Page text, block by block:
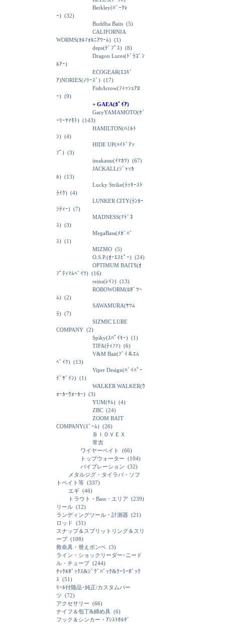
Berkley(ﾊﾞｰｸﾚ
ｰ) (32)
Buddha Baits (5)
CALIFORNIA
WORMS(ｶﾙﾌｫﾙﾆｱﾜｰﾑ) (1)
deps(ﾃﾞﾌﾟｽ) (8)
Dragon Lures(ﾄﾞﾗｺﾞﾝ
ﾙｱｰ)
ECOGEAR(ｴｺｷﾞ
ｱ)NORIES(ﾉﾘｰｽﾞ) (17)
FishArrow(ﾌｨｯｼｭｱﾛ
ｰ) (9)
+ GAEA(ｶﾞｲｱ)
GaryYAMAMOTO(ｹﾞ
ｰﾘｰﾔﾏﾓﾄ) (143)
HAMILTON(ﾊﾐﾙﾄ
ﾝ) (4)
HIDE UP(ﾊｲﾄﾞｱｯ
ﾌﾟ) (3)
imakatsu(ｲﾏｶﾂ) (67)
JACKALL(ｼﾞｬｯｶ
ﾙ) (13)
Lucky Strike(ﾗｯｷｰｽﾄ
ﾗｲｸ) (4)
LUNKER CITY(ﾗﾝｶｰ
ｼﾃｨｰ) (7)
MADNESS(ﾏﾄﾞﾈ
ｽ) (3)
MegaBass(ﾒｶﾞﾊﾞ
ｽ) (1)
MIZMO (5)
O.S.P.(ｵｰｴｽﾋﾟｰ) (24)
OPTIMUM BAITS(ｵ
ﾌﾟﾃｨﾏﾑﾍﾞｲﾂ) (16)
reins(ﾚｲﾝ) (13)
ROBOWORM(ﾛﾎﾞﾜｰ
ﾑ) (2)
SAWAMURA(ｻﾜﾑ
ﾗ) (7)
SIZMIC LURE
COMPANY (2)
Spiky(ｽﾊﾟｲｷｰ) (1)
TIFA(ﾃｨﾌｧ) (6)
V&M Bait(ﾌﾞｲ＆ｴﾑ
ﾍﾞｲﾂ) (13)
Viper Design(ﾊﾞｲﾊﾟｰ
ﾃﾞｻﾞｲﾝ) (1)
WALKER WALKER(ｳ
ｫｰｶｰｳｫｰｶｰ) (3)
YUM(ﾔﾑ) (4)
ZBC (24)
ZOOM BAIT
COMPANY(ｽﾞｰﾑ) (26)
ＢＩＯＶＥＸ
常吉
ワイヤーベイト
(66)
トップウォーター (104)
バイブレーション (32)
メタルジグ・タイラバ・ソフ
トベイト等 (337)
エギ (46)
トラウト・Bass・エリア (239)
リール (12)
ランディングツール・計測器 (21)
ロッド (31)
スナップ＆スプリットリング＆スリ
ーブ (108)
救命具・替えボンベ (3)
ライン・ショックリーダー･ニード
ル・チューブ (244)
ﾀｯｸﾙﾎﾞｯｸｽ&ｼﾞｸﾞﾊﾞｯｸ&ｸｰﾗｰﾎﾞｯｸ
ｽ (51)
ﾘｰﾙ付随品･純正/カスタムパー
ツ (72)
アクセサリー (66)
ナイフ＆包丁&締め具 (6)
フック＆シンカー・ｱｼｽﾄﾎﾙﾀﾞ